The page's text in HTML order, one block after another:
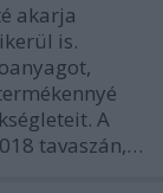
akarja
is.
A
tavaszán,…